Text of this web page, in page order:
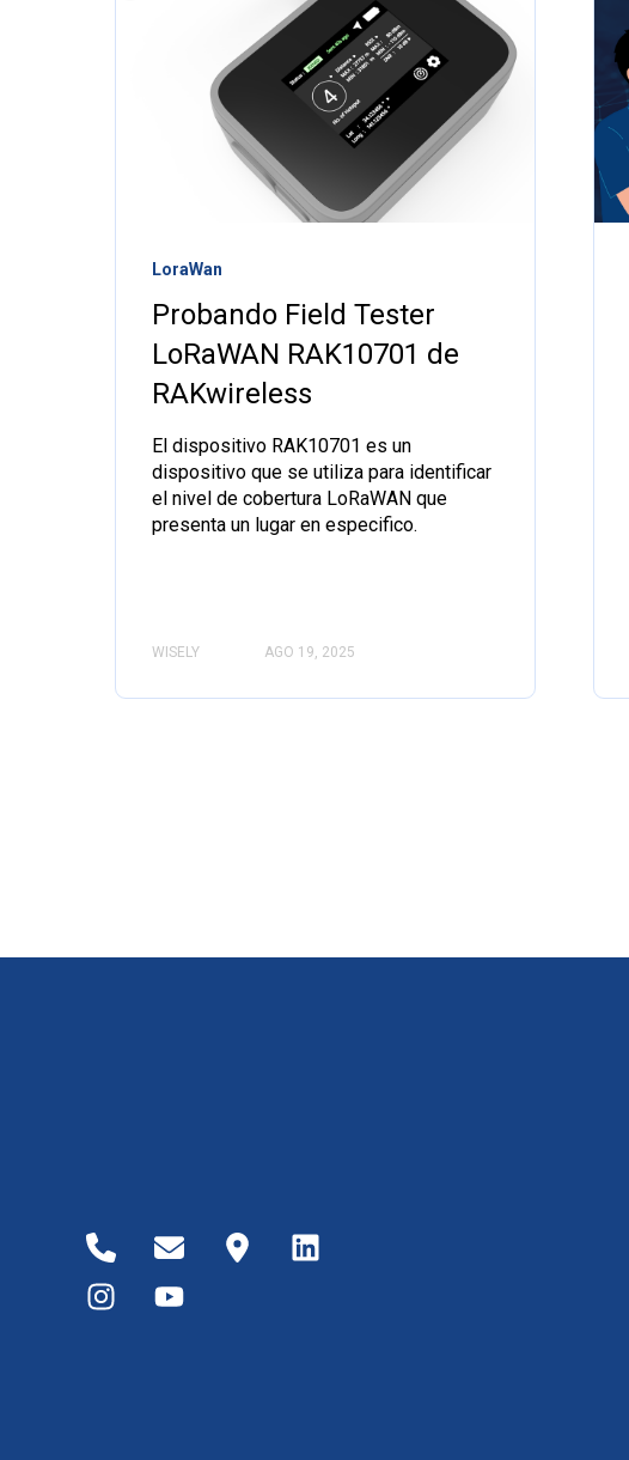
LoraWan
Probando Field Tester
LoRaWAN RAK10701 de
RAKwireless
El dispositivo RAK10701 es un
dispositivo que se utiliza para identificar
el nivel de cobertura LoRaWAN que
presenta un lugar en especifico.
WISELY AGO 19, 2025